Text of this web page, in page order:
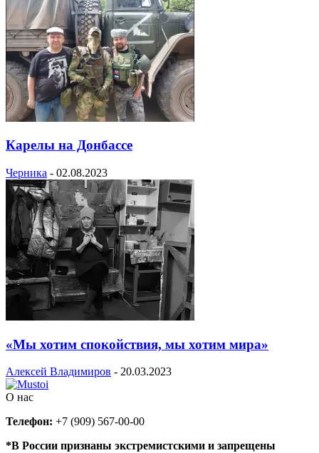
Карелы на Донбассе
Черника - 02.08.2023
«Мы хотим спокойствия, мы хотим мира»
Алексей Владимиров - 20.03.2023
О нас
Телефон: +7 (909) 567-00-00
*В России признаны экстремистскими и запрещены